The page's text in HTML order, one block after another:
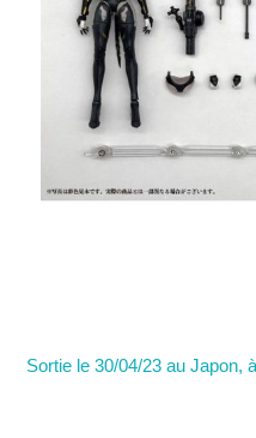
Sortie le 30/04/23 au Japon,